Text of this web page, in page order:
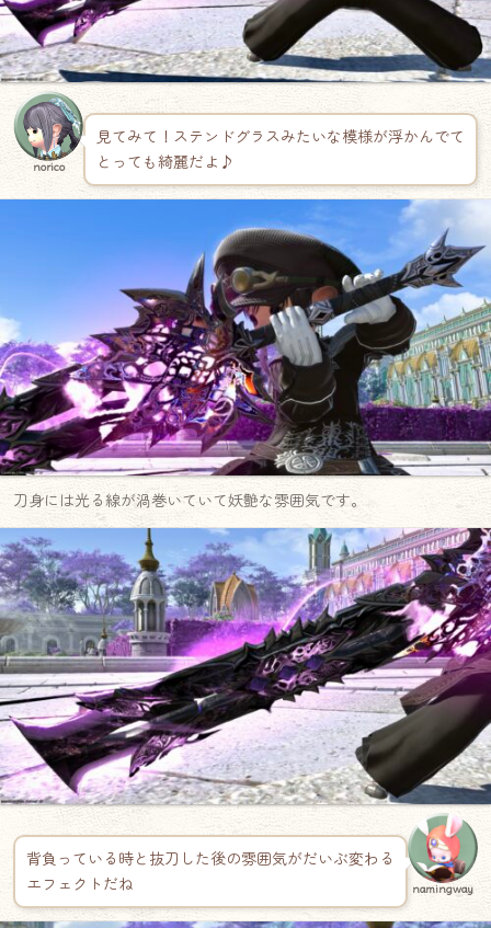
norico
見てみて！ステンドグラスみたいな模様が浮かんでて
とっても綺麗だよ♪
刀身には光る線が渦巻いていて妖艶な雰囲気です。
背負っている時と抜刀した後の雰囲気がだいぶ変わる
エフェクトだね
namingway